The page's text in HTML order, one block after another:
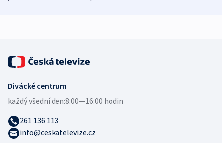
Divácké centrum
každý všední den:8:00—16:00 hodin
261 136 113
info@ceskatelevize.cz